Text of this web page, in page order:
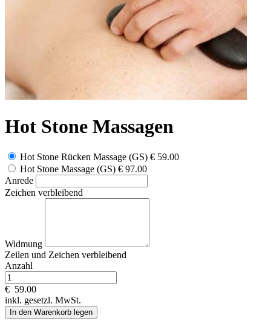
Hot Stone Massagen
Hot Stone Rücken Massage (GS) € 59.00
Hot Stone Massage (GS) € 97.00
Anrede
Zeichen verbleibend
Widmung
Zeilen und Zeichen verbleibend
Anzahl
€ 59.00
inkl. gesetzl. MwSt.
In den Warenkorb legen